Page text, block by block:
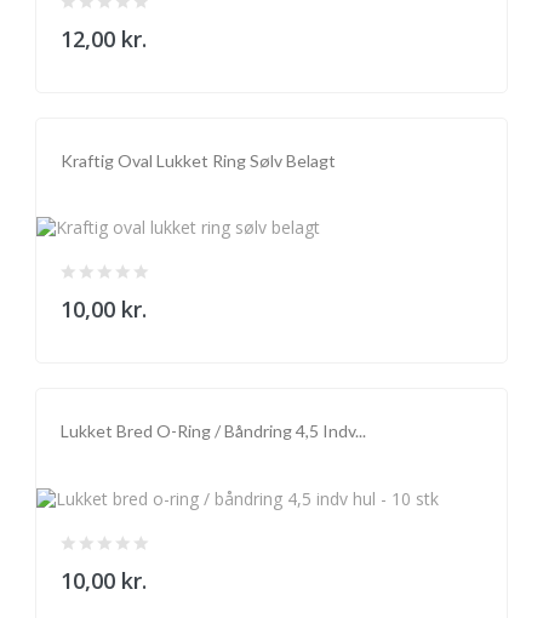
12,00 kr.
Kraftig Oval Lukket Ring Sølv Belagt
10,00 kr.
Lukket Bred O-Ring / Båndring 4,5 Indv...
10,00 kr.